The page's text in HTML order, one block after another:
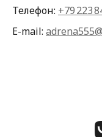
Телефон: +79 223
E-mail: